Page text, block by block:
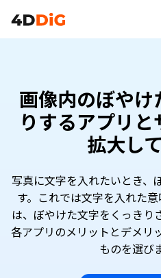
画像内のぼやけ
りするアプリ
拡大し
写真に文字を入れたいとき、
す。これでは文字を入れた
は、ぼやけた文字をくっきり
各アプリのメリットとデメリ
ものを選び